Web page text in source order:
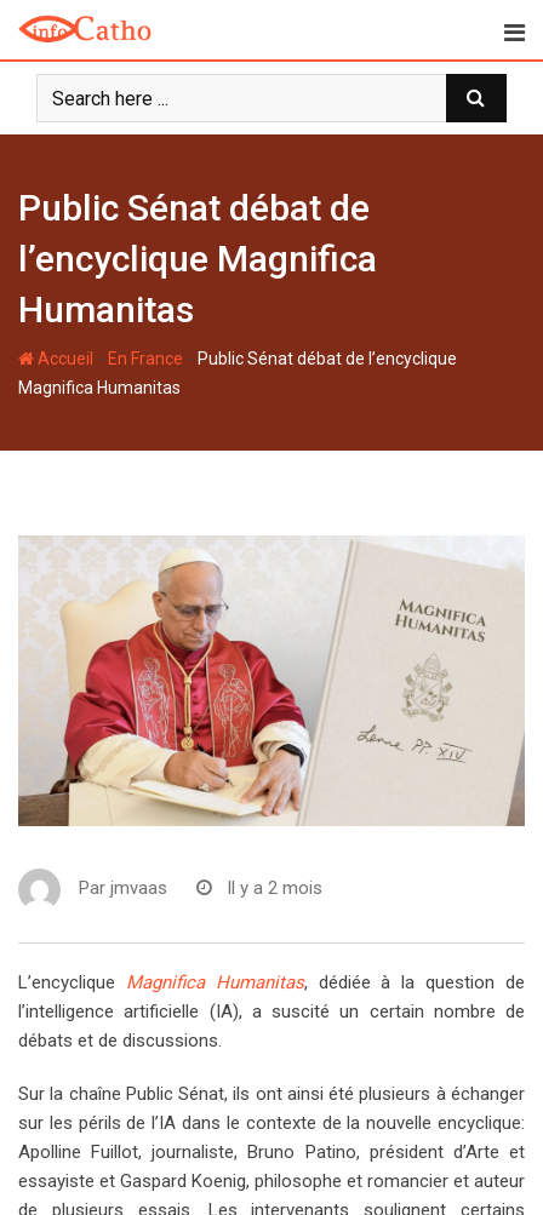
t
Public Sénat débat de
l’encyclique Magnifica
Humanitas
Accueil - En France - Public Sénat débat de l’encyclique
Magnifica Humanitas
Par jmvaas Il y a 2 mois
L’encyclique Magnifica Humanitas, dédiée à la question de
l’intelligence artificielle (IA), a suscité un certain nombre de
débats et de discussions.
Sur la chaîne Public Sénat, ils ont ainsi été plusieurs à échanger
sur les périls de l’IA dans le contexte de la nouvelle encyclique:
Apolline Fuillot, journaliste, Bruno Patino, président d’Arte et
essayiste et Gaspard Koenig, philosophe et romancier et auteur
de plusieurs essais. Les intervenants soulignent certains